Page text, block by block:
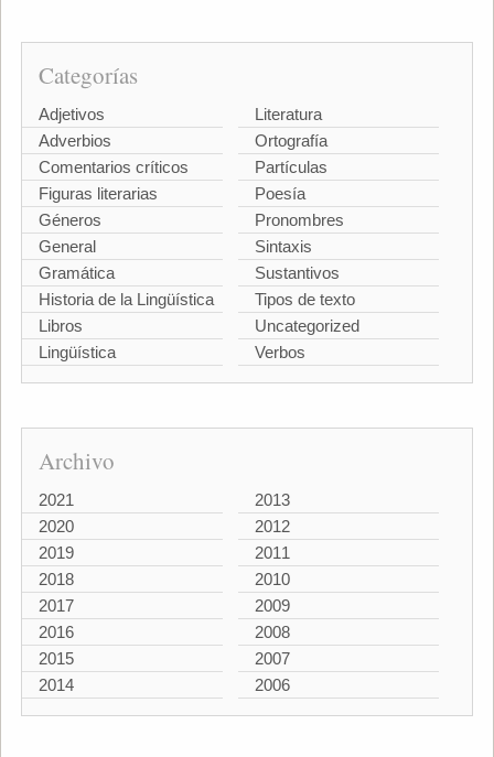
Categorías
Adjetivos
Adverbios
Comentarios críticos
Figuras literarias
Géneros
General
Gramática
Historia de la Lingüística
Libros
Lingüística
Literatura
Ortografía
Partículas
Poesía
Pronombres
Sintaxis
Sustantivos
Tipos de texto
Uncategorized
Verbos
Archivo
2021
2020
2019
2018
2017
2016
2015
2014
2013
2012
2011
2010
2009
2008
2007
2006